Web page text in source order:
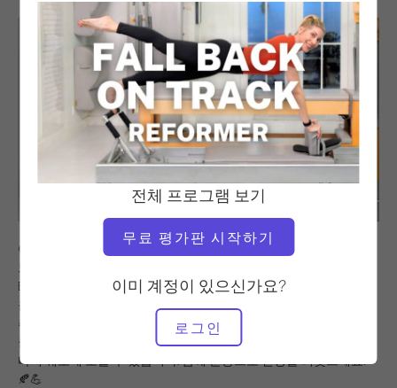
전체 프로그램 보기
무료 평가판 시작하기
이미 계정이 있으신가요?
로그인
여름이 끝나가면서 다시 일상으로 돌아가는 것이 다소 부담스럽게
느껴질 수 있습니다. 그래서 저희는 최신 큐레이팅 컬렉션인 Fall
Back On Track을 출시했습니다! 이 회원 전용 플랜은 7일간의 놀라운
운동과 인쇄/클릭 가능한 달력으로 쉽게 액세스할 수 있어 루틴에서
추측을 없애줍니다! 매일 베이직, 중급, 고급(그리고 보너스 리포머)
클래스 중에서 선택하여 7일간 특별히 선별된 고에너지 운동으로
다시 궤도에 오를 수 있습니다! 함께 운동으로 건강을 되찾으세요.
🍂💪